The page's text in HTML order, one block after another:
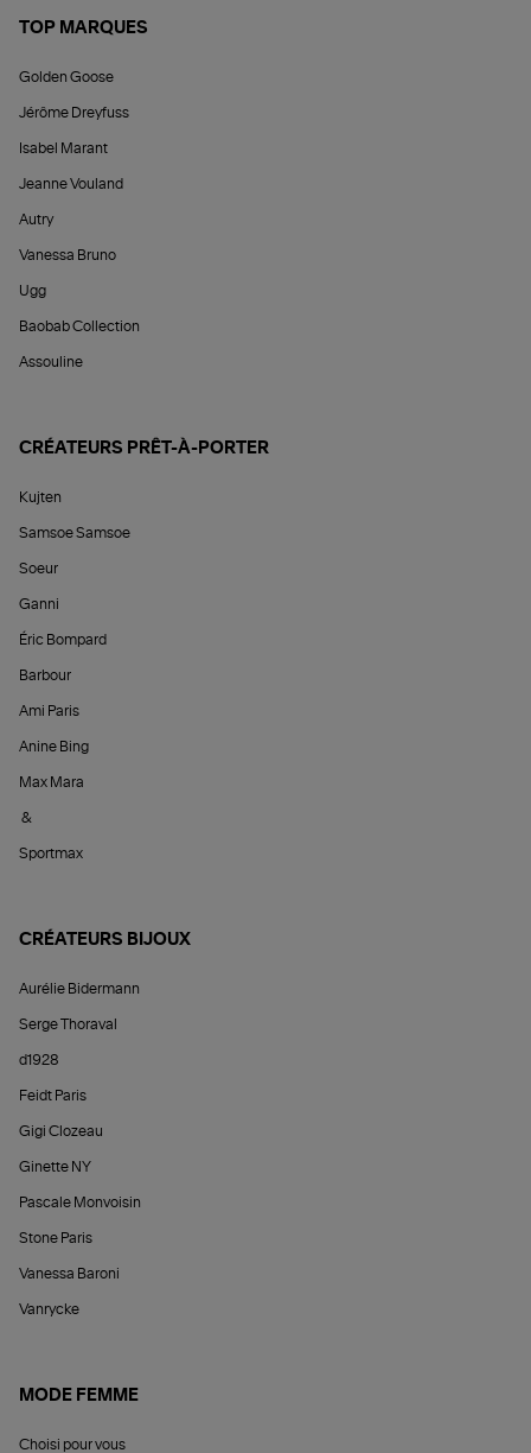
TOP MARQUES
Golden Goose
Jérôme Dreyfuss
Isabel Marant
Jeanne Vouland
Autry
Vanessa Bruno
Ugg
Baobab Collection
Assouline
CRÉATEURS PRÊT-À-PORTER
Kujten
Samsoe Samsoe
Soeur
Ganni
Éric Bompard
Barbour
Ami Paris
Anine Bing
Max Mara
&
Sportmax
CRÉATEURS BIJOUX
Aurélie Bidermann
Serge Thoraval
d1928
Feidt Paris
Gigi Clozeau
Ginette NY
Pascale Monvoisin
Stone Paris
Vanessa Baroni
Vanrycke
MODE FEMME
Choisi pour vous